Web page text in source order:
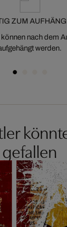
ZUM
nach dem
werden.
gefallen